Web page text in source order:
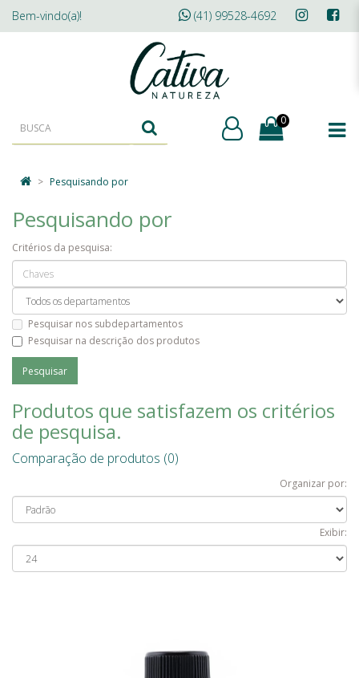
Bem-vindo(a)! (41) 99528-4692
0
Pesquisando por
Pesquisando por
Critérios da pesquisa:
Pesquisar nos subdepartamentos
Pesquisar na descrição dos produtos
Produtos que satisfazem os critérios
de pesquisa.
Comparação de produtos (0)
Organizar por:
Exibir: